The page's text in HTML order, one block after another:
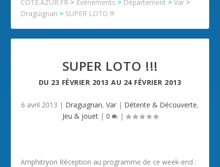
COTE.AZUR.FR > Evénements > Département >Var >
Draguignan > SUPER LOTO !!!
SUPER LOTO !!!
DU 23 FÉVRIER 2013 AU 24 FÉVRIER 2013
6 avril 2013 | Draguignan, Var | Détente & Découverte,
Jeu & jouet| 0 |
Amphitryon Réception au programme de ce week-end :